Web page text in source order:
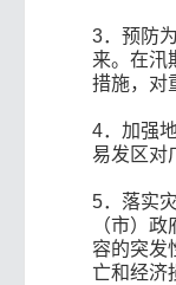
3．预防
来。在汛
措施，对
4．加强
易发区对
5．落实
（市）
容的突发
亡和经济